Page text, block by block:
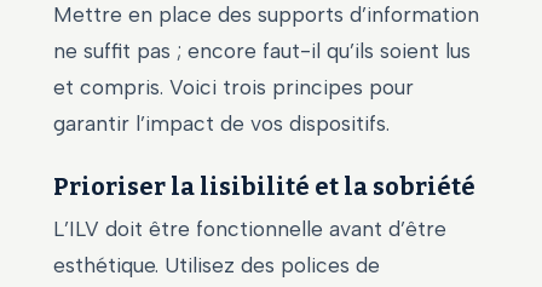
Mettre en place des supports d’information
ne suffit pas ; encore faut-il qu’ils soient lus
et compris. Voici trois principes pour
garantir l’impact de vos dispositifs.
Prioriser la lisibilité et la sobriété
L’ILV doit être fonctionnelle avant d’être
esthétique. Utilisez des polices de